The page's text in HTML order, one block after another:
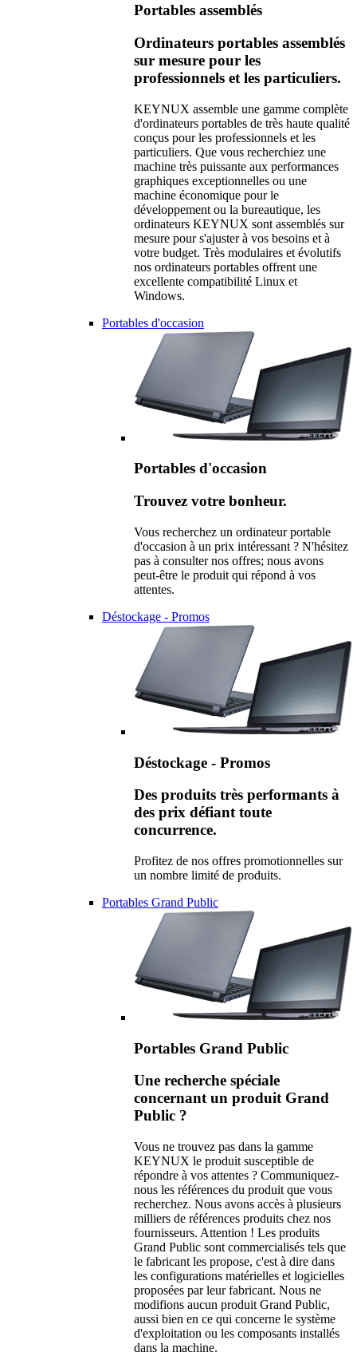
Portables assemblés
Ordinateurs portables assemblés
sur mesure pour les
professionnels et les particuliers.
KEYNUX assemble une gamme complète
d'ordinateurs portables de très haute qualité
conçus pour les professionnels et les
particuliers. Que vous recherchiez une
machine très puissante aux performances
graphiques exceptionnelles ou une
machine économique pour le
développement ou la bureautique, les
ordinateurs KEYNUX sont assemblés sur
mesure pour s'ajuster à vos besoins et à
votre budget. Très modulaires et évolutifs
nos ordinateurs portables offrent une
excellente compatibilité Linux et
Windows.
Portables d'occasion
Portables d'occasion
Trouvez votre bonheur.
Vous recherchez un ordinateur portable
d'occasion à un prix intéressant ? N'hésitez
pas à consulter nos offres; nous avons
peut-être le produit qui répond à vos
attentes.
Déstockage - Promos
Déstockage - Promos
Des produits très performants à
des prix défiant toute
concurrence.
Profitez de nos offres promotionnelles sur
un nombre limité de produits.
Portables Grand Public
Portables Grand Public
Une recherche spéciale
concernant un produit Grand
Public ?
Vous ne trouvez pas dans la gamme
KEYNUX le produit susceptible de
répondre à vos attentes ? Communiquez-
nous les références du produit que vous
recherchez. Nous avons accès à plusieurs
milliers de références produits chez nos
fournisseurs. Attention ! Les produits
Grand Public sont commercialisés tels que
le fabricant les propose, c'est à dire dans
les configurations matérielles et logicielles
proposées par leur fabricant. Nous ne
modifions aucun produit Grand Public,
aussi bien en ce qui concerne le système
d'exploitation ou les composants installés
dans la machine.